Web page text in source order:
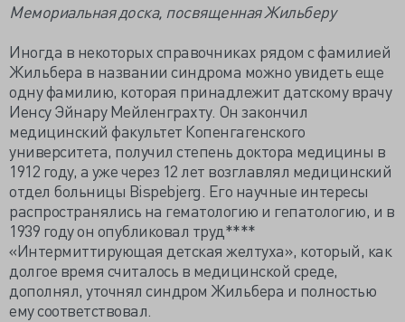
Мемориальная доска, посвященная Жильберу
Иногда в некоторых справочниках рядом с фамилией
Жильбера в названии синдрома можно увидеть еще
одну фамилию, которая принадлежит датскому врачу
Иенсу Эйнару Мейленграхту. Он закончил
медицинский факультет Копенгагенского
университета, получил степень доктора медицины в
1912 году, а уже через 12 лет возглавлял медицинский
отдел больницы Bispebjerg. Его научные интересы
распространялись на гематологию и гепатологию, и в
1939 году он опубликовал труд****
«Интермиттирующая детская желтуха», который, как
долгое время считалось в медицинской среде,
дополнял, уточнял синдром Жильбера и полностью
ему соответствовал.